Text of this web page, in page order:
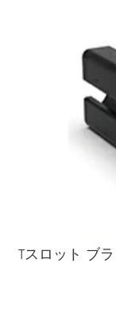
Tスロット ブ